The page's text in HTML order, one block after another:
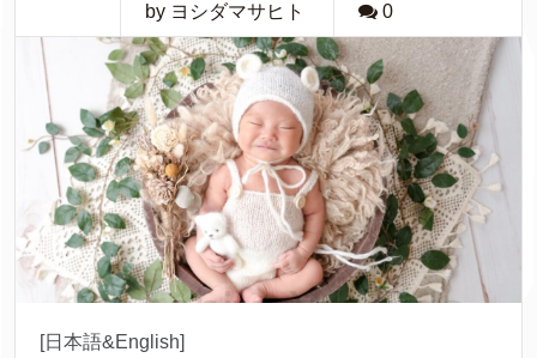
by ヨシダマサヒト 0
[日本語&English]